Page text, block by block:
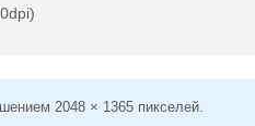
2048 × 1365 пикселей.